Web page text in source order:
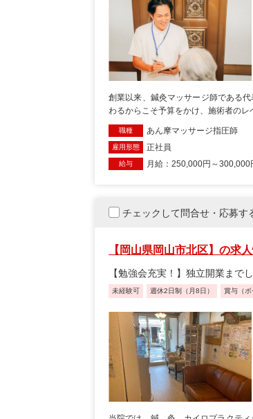
創業以来、鍼灸マッサージ師である
わるからこそ予算をかけ、施術者のレ
職種 あん摩マッサージ指圧師
雇用形態 正社員
給与 月給：250,000円～300,000
チェックして問合せ・応募す
【岡山県岡山市北区】の求
【勉強会充実！】独立開業まで
未経験可 週休2日制（月8日） 賞与（ボ